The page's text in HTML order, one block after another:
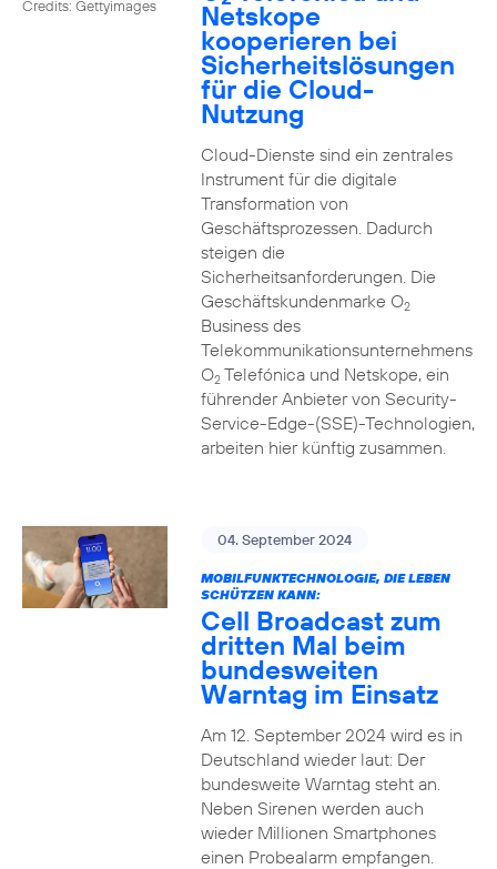
Credits: Gettyimages Netskope
kooperieren bei
Sicherheitslösungen
für die Cloud-
Nutzung
Cloud-Dienste sind ein zentrales
Instrument für die digitale
Transformation von
Geschäftsprozessen. Dadurch
steigen die
Sicherheitsanforderungen. Die
Geschäftskundenmarke O2
Business des
Telekommunikationsunternehmens
O2Telefónica und Netskope, ein
führender Anbieter von Security-
Service-Edge-(SSE)-Technologien,
arbeiten hier künftig zusammen.
04. September 2024
MOBILFUNKTECHNOLOGIE, DIE LEBEN
SCHÜTZEN KANN:
Cell Broadcast zum
dritten Mal beim
bundesweiten
Warntag im Einsatz
Am 12. September 2024 wird es in
Deutschland wieder laut: Der
bundesweite Warntag steht an.
Neben Sirenen werden auch
wieder Millionen Smartphones
einen Probealarm empfangen.